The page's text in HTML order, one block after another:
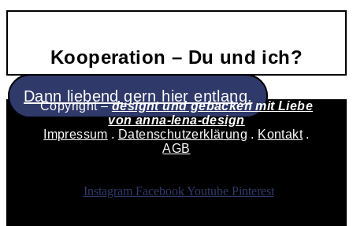
Kooperation – Du und ich?
Dann liebend gern hier entlang.
Copyright –designt und gebacken mit Liebe
vonanna-lena-design
Impressum . Datenschutzerklärung . Kontakt.
AGB
Instagram Facebook Youtube Pinterest